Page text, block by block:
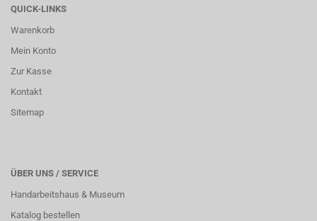
QUICK-LINKS
Warenkorb
Mein Konto
Zur Kasse
Kontakt
Sitemap
ÜBER UNS / SERVICE
Handarbeitshaus & Museum
Katalog bestellen